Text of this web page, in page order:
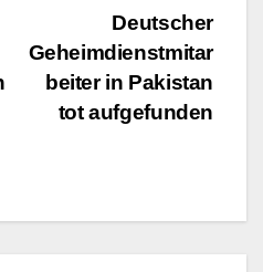
Deutscher
Geheimdienstmitar
beiter in Pakistan
tot aufgefunden